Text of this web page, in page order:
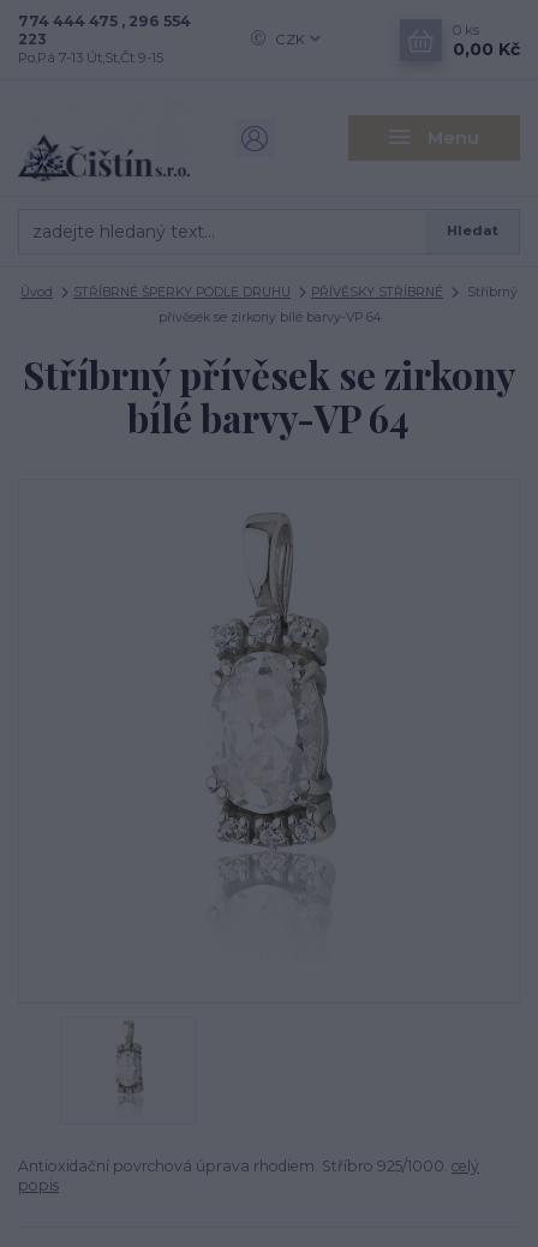
Menu
CZK
Hledat
774 444 475 , 296 554
223
Po,Pá 7-13 Út,St,Čt 9-15
0 ks
0,00 Kč
Úvod STŘÍBRNÉ ŠPERKY PODLE DRUHU PŘÍVĚSKY STŘÍBRNÉ
Stříbrný
přívěsek se zirkony bílé barvy-VP 64
Stříbrný přívěsek se zirkony
bílé barvy-VP 64
Antioxidační povrchová úprava rhodiem. Stříbro 925/1000. celý
popis